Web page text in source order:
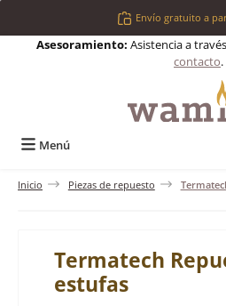
Saltar al contenido principalEnvío gratuito a
Asesoramiento: Asistencia a
contacto.
Menú
Inicio Piezas de repuesto
Termatech
estufas